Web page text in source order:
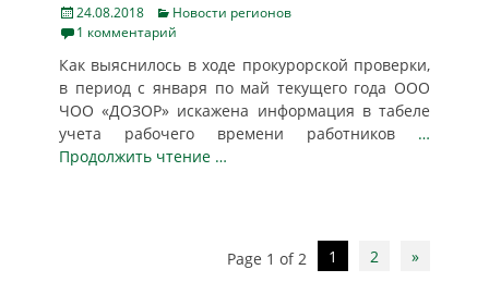
Posted
on
24.08.2018 Categories
Новости регионов
1 комментарий
Как выяснилось в ходе прокурорской проверки,
в период с января по май текущего года ООО
ЧОО «ДОЗОР» искажена информация в табеле
учета рабочего времени работников …
Продолжить чтение …
Page 1 of 2 1 2 »